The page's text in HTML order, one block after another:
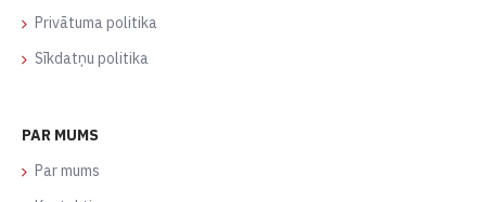
Privātuma politika
Sīkdatņu politika
PAR MUMS
Par mums